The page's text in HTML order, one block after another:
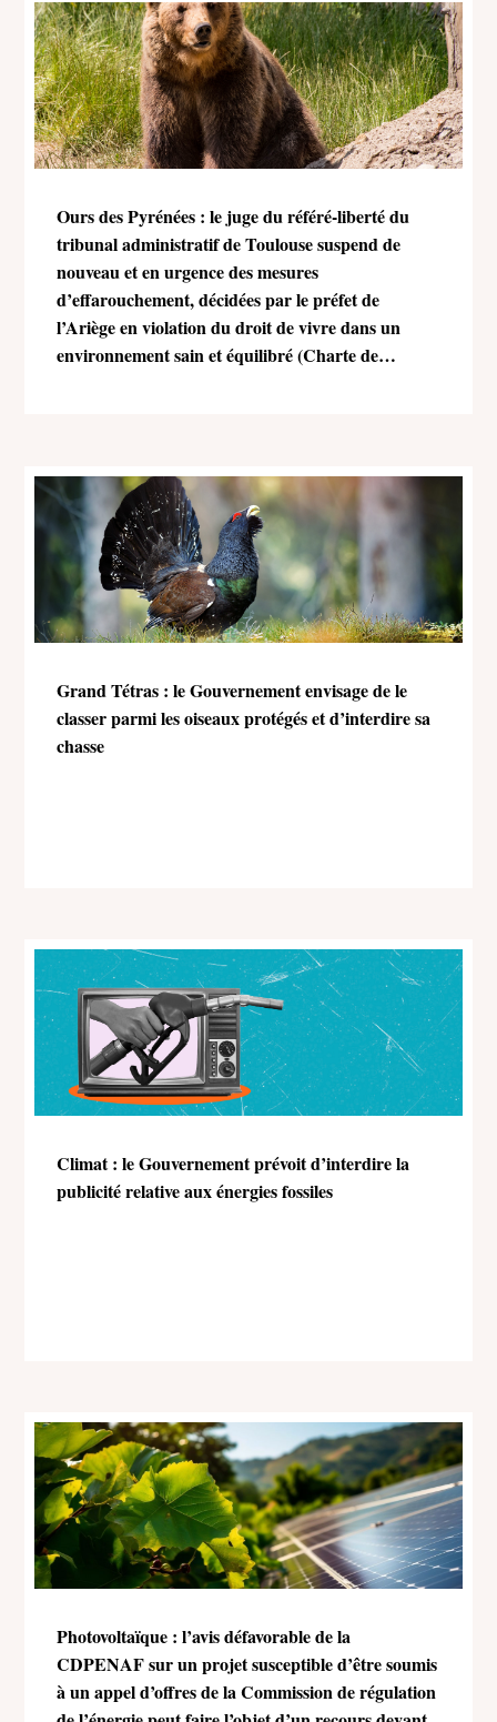
Ours des Pyrénées : le juge du référé-liberté du
tribunal administratif de Toulouse suspend de
nouveau et en urgence des mesures
d’effarouchement, décidées par le préfet de
l’Ariège en violation du droit de vivre dans un
environnement sain et équilibré (Charte de
Grand Tétras : le Gouvernement envisage de le
classer parmi les oiseaux protégés et d’interdire sa
chasse
Climat : le Gouvernement prévoit d’interdire la
publicité relative aux énergies fossiles
Photovoltaïque : l’avis défavorable de la
CDPENAF sur un projet susceptible d’être soumis
à un appel d’offres de la Commission de régulation